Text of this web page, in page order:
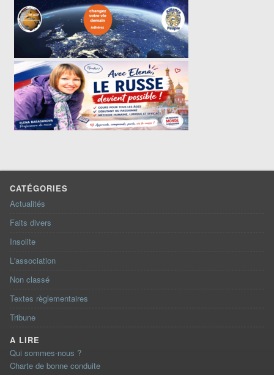
CATÉGORIES
Actualités
Faits divers
Insolite
L'association
Non classé
Textes règlementaires
Tribune
A LIRE
Qui sommes-nous ?
Charte de bonne conduite